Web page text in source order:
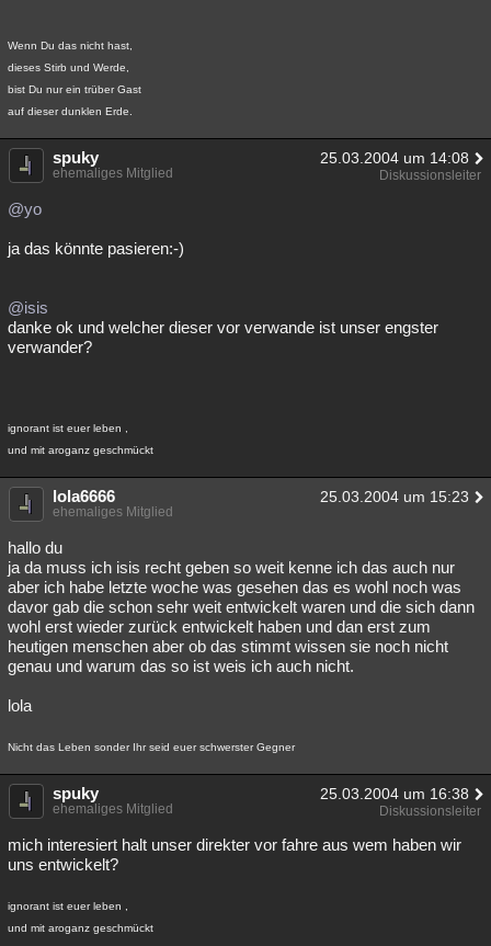
Wenn Du das nicht hast,
dieses Stirb und Werde,
bist Du nur ein trüber Gast
auf dieser dunklen Erde.
spuky 25.03.2004 um 14:08
ehemaliges Mitglied Diskussionsleiter
@yo
ja das könnte pasieren:-)
@isis
danke ok und welcher dieser vor verwande ist unser engster
verwander?
ignorant ist euer leben ,
und mit aroganz geschmückt
lola6666 25.03.2004 um 15:23
ehemaliges Mitglied
hallo du
ja da muss ich isis recht geben so weit kenne ich das auch nur
aber ich habe letzte woche was gesehen das es wohl noch was
davor gab die schon sehr weit entwickelt waren und die sich dann
wohl erst wieder zurück entwickelt haben und dan erst zum
heutigen menschen aber ob das stimmt wissen sie noch nicht
genau und warum das so ist weis ich auch nicht.
lola
Nicht das Leben sonder Ihr seid euer schwerster Gegner
spuky 25.03.2004 um 16:38
ehemaliges Mitglied Diskussionsleiter
mich interesiert halt unser direkter vor fahre aus wem haben wir
uns entwickelt?
ignorant ist euer leben ,
und mit aroganz geschmückt